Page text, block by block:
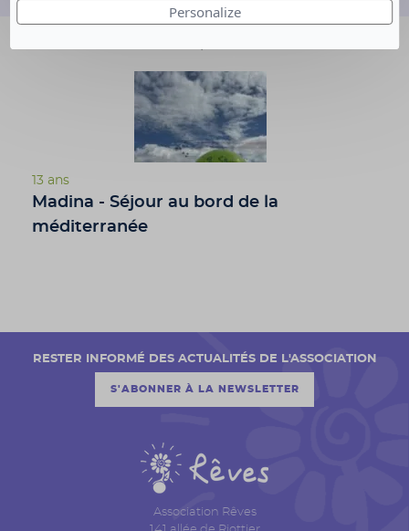
13 ans
Madina - Séjour au bord de la
méditerranée
Association Rêves
RESTER INFORMÉ DES ACTUALITÉS DE L'ASSOCIATION
S'ABONNER À LA NEWSLETTER
Personalize